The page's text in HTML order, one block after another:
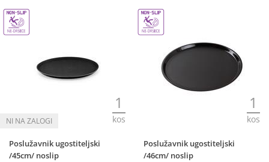
1
kos
Poslužavnik ugostiteljski
/45cm/ noslip
1
kos
Poslužavnik ugostiteljski
/46cm/ noslip